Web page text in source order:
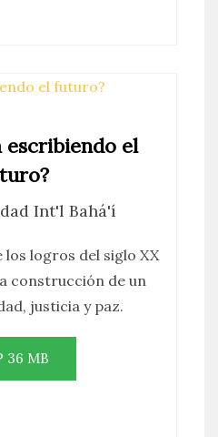
escribiendo el
Int'l Bahá'í
los logros del siglo XX
construcción de un
justicia y paz.
36 MB